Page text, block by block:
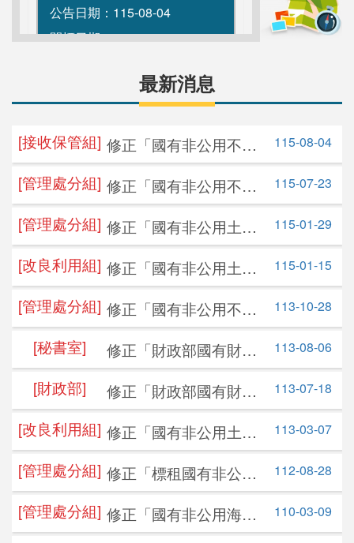
公告日期： 115-08-04
開標日期：115-08-18
年度：115年
批號：49
標售不動產資訊
國有非公用不動產
公告日期：115-08-04
開標日期：115-08-18
[基隆辦事處] 年度：115年
批號：14
標租不動產資訊
公告日期：115-07-31
開標日期：115-08-14
[北區分署] 年度：
年
批號：13
標租不動產資訊
最新消息
[接收保管組] 修正「國有非公用不動
產勘查作業程序」第十
二點、第二十點、第二
十一點，並自即日生效
115-08-04
[管理處分組] 修正「國有非公用不動
產標租作業要點」，並
自即日生效
115-07-23
[管理處分組] 修正「國有非公用土地
提供綠美化案件處理原
則」，並自即日生效
115-01-29
[改良利用組] 修正「國有非公用土地
設定地上權作業要
點」，並自即日生效
115-01-15
[管理處分組] 修正「國有非公用不動
產租賃作業程序」，並
自即日生效
113-10-28
[秘書室]
修正「財政部國有財產
署檔案開放應用作業要
點」，並自即日生效
113-08-06
[財政部]
修正「財政部國有財產
署國有財產估價委員會
組織規程」，並自即日
生效
113-07-18
[改良利用組] 修正「國有非公用土地
設定地上權作業要
點」，並自即日生效。
113-03-07
[管理處分組] 修正「標租國有非公用
土地設置太陽光電發電
設備使用標租公告等書
表格式」，並自即日生
112-08-28
[管理處分組] 修正「國有非公用海岸
土地放租辦法」，並自
110-03-09